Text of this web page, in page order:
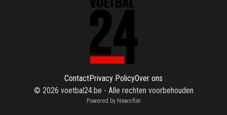
ContactPrivacy PolicyOver ons
© 2026 voetbal24.be - Alle rechten voorbehouden
Powered by Newsifier